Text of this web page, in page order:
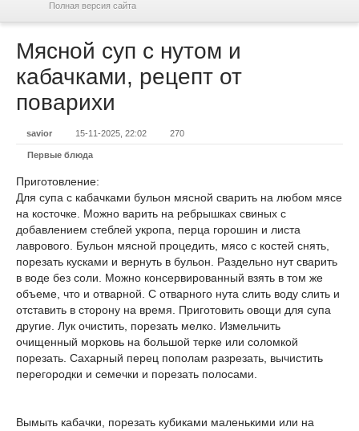
Полная версия сайта
Мясной суп с нутом и
кабачками, рецепт от
поварихи
savior 15-11-2025, 22:02 270
Первые блюда
Приготовление:
Для супа с кабачками бульон мясной сварить на любом мясе
на косточке. Можно варить на ребрышках свиных с
добавлением стеблей укропа, перца горошин и листа
лаврового. Бульон мясной процедить, мясо с костей снять,
порезать кусками и вернуть в бульон. Раздельно нут сварить
в воде без соли. Можно консервированный взять в том же
объеме, что и отварной. С отварного нута слить воду слить и
отставить в сторону на время. Приготовить овощи для супа
другие. Лук очистить, порезать мелко. Измельчить
очищенный морковь на большой терке или соломкой
порезать. Сахарный перец пополам разрезать, вычистить
перегородки и семечки и порезать полосами.
Вымыть кабачки, порезать кубиками маленькими или на